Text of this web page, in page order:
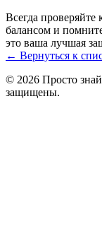
Всегда проверяйте
балансом и
это ваша лучшая
← Вернуться к
© 2026 Просто
защищены.